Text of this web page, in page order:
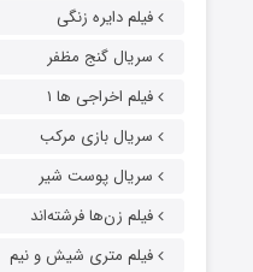
فیلم دایره زنگی
سریال گنج مظفر
فیلم اخراجی ها ۱
سریال بازی مرکب
سریال پوست شیر
فیلم زن‌ها فرشته‌اند
فیلم متری شیش و نیم